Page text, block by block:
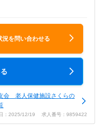
況を問い合わせる
会 老人保健施設さくらの
：2025/12/19 求人番号：9859422